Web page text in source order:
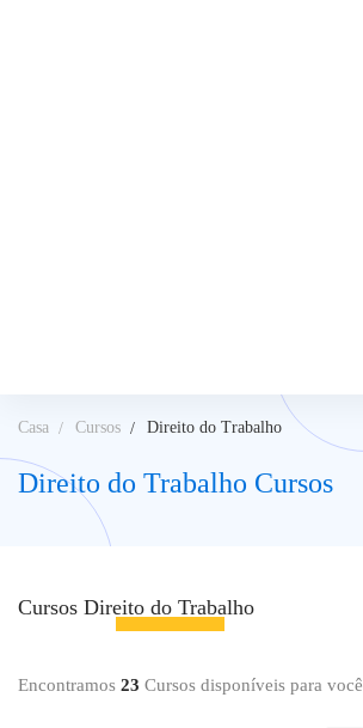
Casa Cursos Direito do Trabalho
Direito do Trabalho Cursos
Cursos Direito do Trabalho
Encontramos 23 Cursos disponíveis para você